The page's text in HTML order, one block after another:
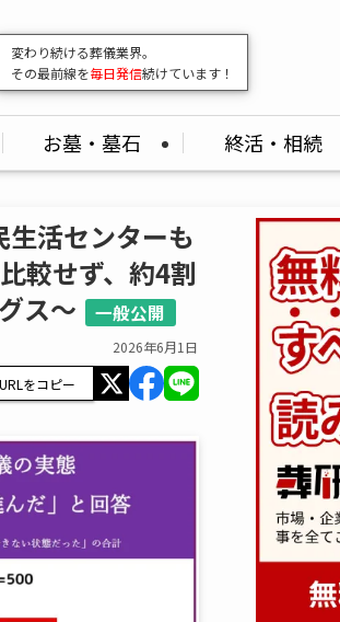
変わり続ける葬儀業界。
その最前線を毎日発信続けています！
お墓・墓石 終活・相続
活センターも
較せず、約4割
ス～
一般公開
2026年6月1日
URLをコピー